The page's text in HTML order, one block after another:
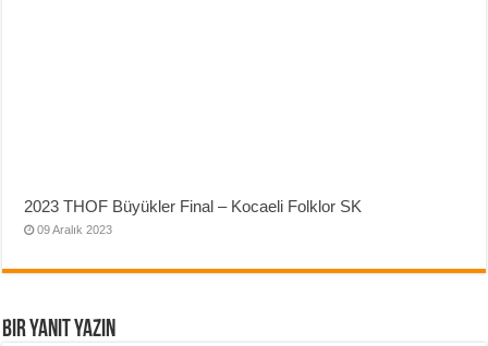
2023 THOF Büyükler Final – Kocaeli Folklor SK
09 Aralık 2023
Bir yanıt yazın